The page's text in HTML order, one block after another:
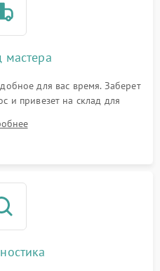
мастера
для вас время. Заберет
и привезет на склад для